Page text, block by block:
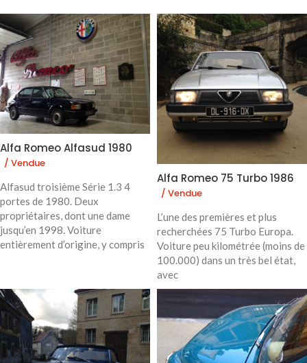
Alfa Romeo Alfasud 1980
/ Vendue
Alfasud troisième Série 1.3 4
portes de 1980. Deux
propriétaires, dont une dame
jusqu’en 1998. Voiture
entièrement d’origine, y compris
Alfa Romeo 75 Turbo 1986
/ Vendue
L’une des premières et plus
recherchées 75 Turbo Europa.
Voiture peu kilométrée (moins de
100.000) dans un très bel état,
avec